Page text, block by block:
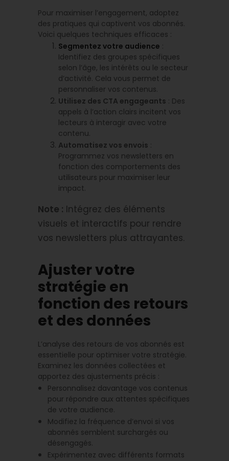
Pour maximiser l’engagement, adoptez
des pratiques qui captivent vos abonnés.
Voici quelques techniques efficaces :
Segmentez votre audience :
Identifiez des groupes spécifiques
selon l’âge, les intérêts ou le secteur
d’activité. Cela vous permet de
personnaliser vos contenus.
Utilisez des CTA engageants : Des
appels à l’action clairs incitent vos
lecteurs à interagir avec votre
contenu.
Automatisez vos envois :
Programmez vos newsletters en
fonction des comportements des
utilisateurs pour maximiser leur
impact.
Note : Intégrez des éléments
visuels et interactifs pour rendre
vos newsletters plus attrayantes.
Ajuster votre
stratégie en
fonction des retours
et des données
L’analyse des retours de vos abonnés est
essentielle pour optimiser votre stratégie.
Examinez les données collectées et
apportez des ajustements précis :
Personnalisez davantage vos contenus
pour répondre aux attentes spécifiques
de votre audience.
Modifiez la fréquence d’envoi si vos
abonnés semblent surchargés ou
désengagés.
Expérimentez avec différents formats